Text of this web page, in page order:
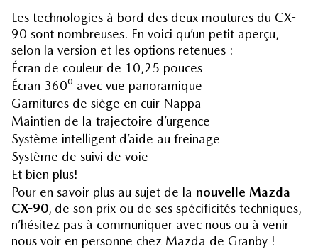
Les technologies à bord des deux moutures du CX-
90 sont nombreuses. En voici qu’un petit aperçu,
selon la version et les options retenues :
Écran de couleur de 10,25 pouces
Écran 360⁰ avec vue panoramique
Garnitures de siège en cuir Nappa
Maintien de la trajectoire d’urgence
Système intelligent d’aide au freinage
Système de suivi de voie
Et bien plus!
Pour en savoir plus au sujet de la nouvelle Mazda
CX-90, de son prix ou de ses spécificités techniques,
n’hésitez pas à communiquer avec nous ou à venir
nous voir en personne chez Mazda de Granby !